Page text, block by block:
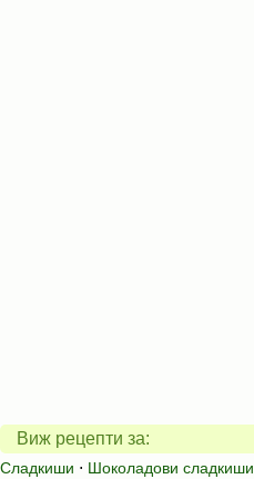
Виж рецепти за:
Сладкиши ⋅ Шоколадови сладкиши